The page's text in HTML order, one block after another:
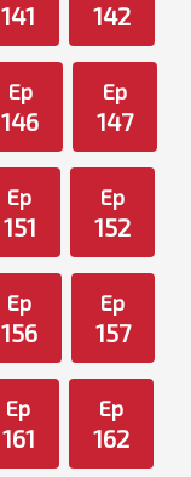
141 142
Ep
146
Ep
147
Ep
151
Ep
152
Ep
156
Ep
157
Ep
161
Ep
162